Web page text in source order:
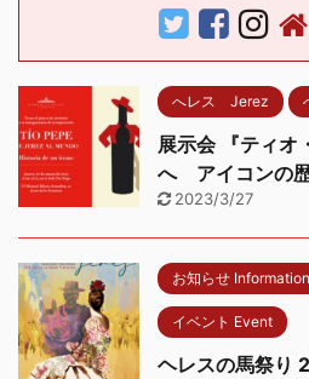
へレス Jerez
展示会 『ティ
へ アイコンの歴
2023/3/27
お知らせ Information
イベント Event
ヘレスの馬祭り